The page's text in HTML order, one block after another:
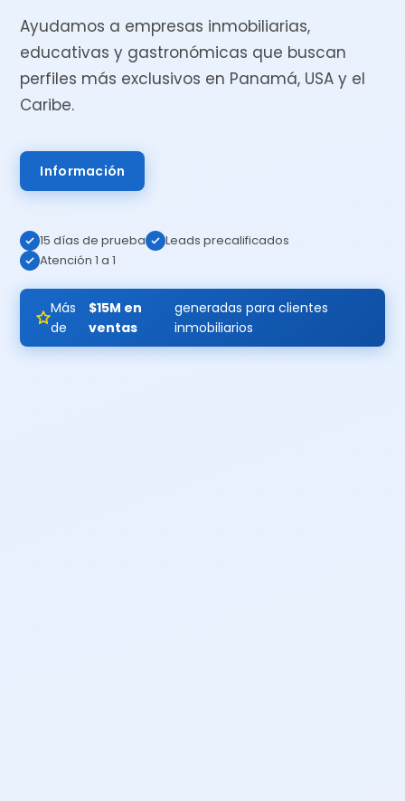
Ayudamos a empresas inmobiliarias,
educativas y gastronómicas que buscan
perfiles más exclusivos en Panamá, USA y el
Caribe.
Información
15 días de prueba
Leads precalificados
Atención 1 a 1
Más
de
$15M en
ventas
generadas para clientes
inmobiliarios